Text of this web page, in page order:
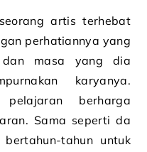
artis terhebat
perhatiannya yang
masa yang dia
karyanya.
berharga
Sama seperti da
tahun untuk